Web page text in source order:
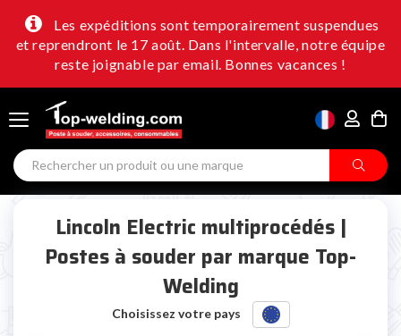
Les expéditions sont temporairement suspendues
et reprendront le 17 août. Dans l'intervalle, notre équipe
reste joignable par email. Bonnes vacances !
Lincoln Electric multiprocédés |
Postes à souder par marque Top-
Welding
Choisissez votre pays